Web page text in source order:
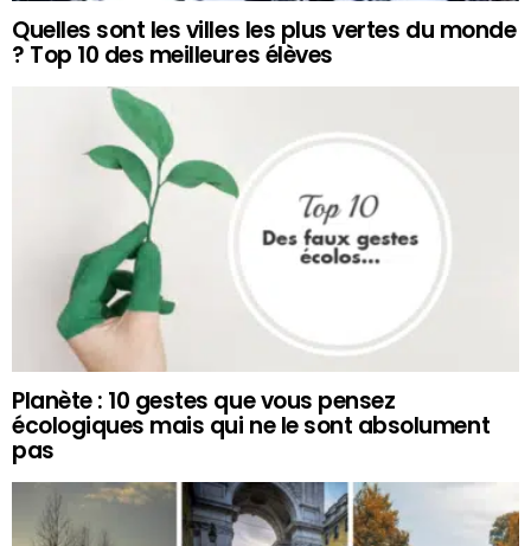
Quelles sont les villes les plus vertes du monde
? Top 10 des meilleures élèves
Planète : 10 gestes que vous pensez
écologiques mais qui ne le sont absolument
pas